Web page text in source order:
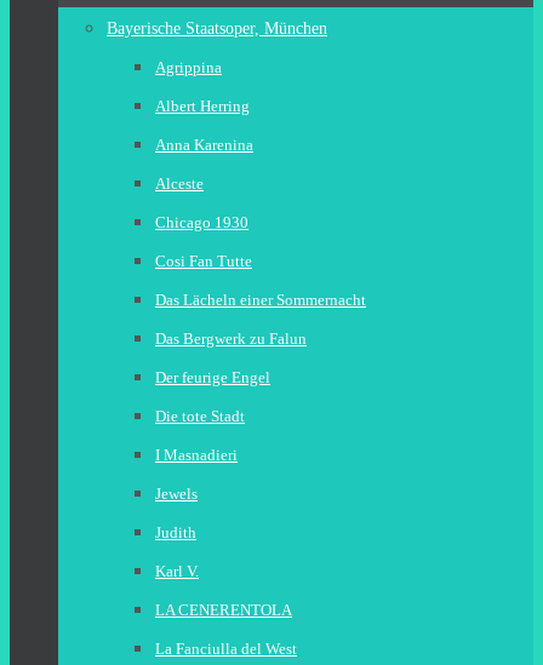
Bayerische Staatsoper, München
Agrippina
Albert Herring
Anna Karenina
Alceste
Chicago 1930
Cosi Fan Tutte
Das Lächeln einer Sommernacht
Das Bergwerk zu Falun
Der feurige Engel
Die tote Stadt
I Masnadieri
Jewels
Judith
Karl V.
LA CENERENTOLA
La Fanciulla del West